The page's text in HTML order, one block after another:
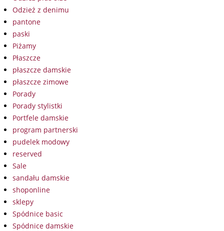
Odzież z denimu
pantone
paski
Piżamy
Płaszcze
płaszcze damskie
płaszcze zimowe
Porady
Porady stylistki
Portfele damskie
program partnerski
pudelek modowy
reserved
Sale
sandału damskie
shoponline
sklepy
Spódnice basic
Spódnice damskie